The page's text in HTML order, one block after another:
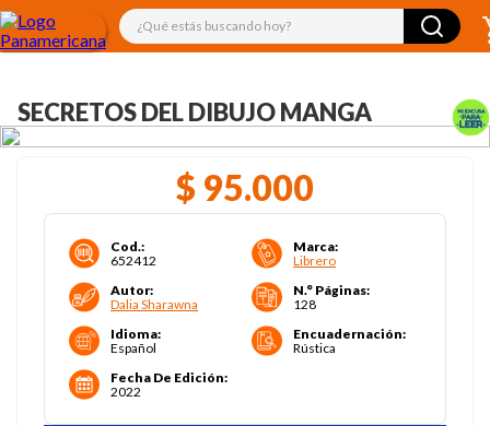
¿Qué estás buscando hoy?
SECRETOS DEL DIBUJO MANGA
$ 95.000
Cod.:
652412
Marca:
Librero
Autor:
Dalia Sharawna
N.° Páginas:
128
Idioma:
Español
Encuadernación:
Rústica
Fecha De Edición:
2022